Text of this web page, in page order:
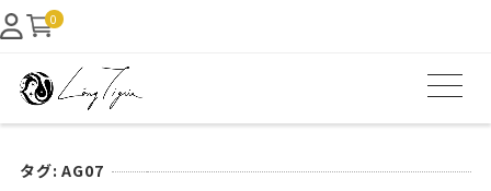
0
タグ:AG07